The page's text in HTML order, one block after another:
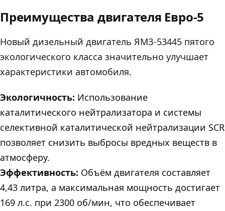
Преимущества двигателя Евро-5
Новый дизельный двигатель ЯМЗ-53445 пятого
экологического класса значительно улучшает
характеристики автомобиля.
Экологичность: Использование
каталитического нейтрализатора и системы
селективной каталитической нейтрализации SCR
позволяет снизить выбросы вредных веществ в
атмосферу.
Эффективность: Объём двигателя составляет
4,43 литра, а максимальная мощность достигает
169 л.с. при 2300 об/мин, что обеспечивает